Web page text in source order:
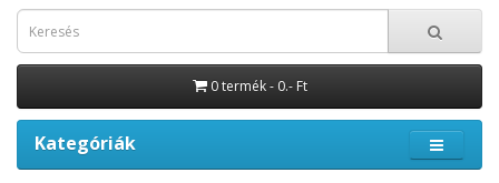
0 termék - 0.- Ft
Kategóriák